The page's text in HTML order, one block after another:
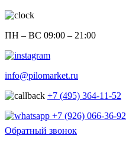
ПН – ВС 09:00 – 21:00
info@pilomarket.ru
+7 (495) 364-11-52
+7 (926) 066-36-92
Обратный звонок